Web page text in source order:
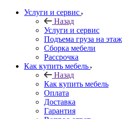
Услуги и сервис
Назад
Услуги и сервис
Подъема груза на этаж
Сборка мебели
Рассрочка
Как купить мебель
Назад
Как купить мебель
Оплата
Доставка
Гарантия